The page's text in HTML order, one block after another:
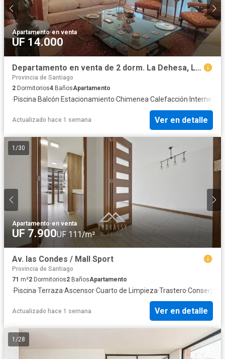
Apartamento·en venta
UF 14.000
Departamento en venta de 2 dorm. La Dehesa, Lo Barnechea
Provincia de Santiago
2 Dormitorios4 BañosApartamento
·Piscina·Balcón·Estacionamiento·Chimenea·Calefacción· Internet
Actualizado hace 1 semana Ver en detalle
1 /30
Apartamento·en venta
UF 7.900UF 111/m²
Av. las Condes / Mall Sport
Provincia de Santiago
71 m²2 Dormitorios2 BañosApartamento
·Piscina·Terraza·Ascensor·Cuarto de Limpieza·Trastero·Conserje
Actualizado hace 1 semana Ver en detalle
1 /28